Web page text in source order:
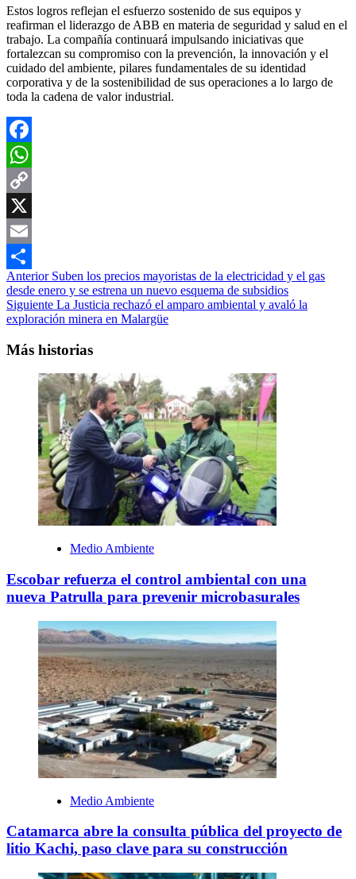
Estos logros reflejan el esfuerzo sostenido de sus equipos y
reafirman el liderazgo de ABB en materia de seguridad y salud en el
trabajo. La compañía continuará impulsando iniciativas que
fortalezcan su compromiso con la prevención, la innovación y el
cuidado del ambiente, pilares fundamentales de su identidad
corporativa y de la sostenibilidad de sus operaciones a lo largo de
toda la cadena de valor industrial.
Facebook
WhatsApp
Copy
Link
X
Email
Compartir
Navegación
de
entradas
AnteriorSuben los precios mayoristas de la electricidad y el gas
desde enero y se estrena un nuevo esquema de subsidios
Siguiente La Justicia rechazó el amparo ambiental y avaló la
exploración minera en Malargüe
Más historias
Medio Ambiente
Escobar refuerza el control ambiental con una
nueva Patrulla para prevenir microbasurales
Medio Ambiente
Catamarca abre la consulta pública del proyecto de
litio Kachi, paso clave para su construcción